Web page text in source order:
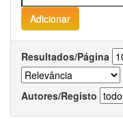
Resultados/Página
Autores/Registo